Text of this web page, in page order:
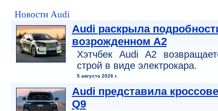
Новости Audi
Audi раскрыла
возрожденном A2
Хэтчбек Audi A2
строй в виде электрокара.
5 августа 2026 г.
Audi представила
Q9